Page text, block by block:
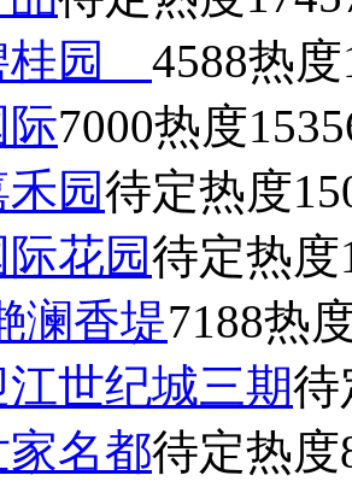
桂园 4588热度
7000热度
园待定热度
花园待定热度
澜香堤7188热
世纪城三期待
名都待定热度